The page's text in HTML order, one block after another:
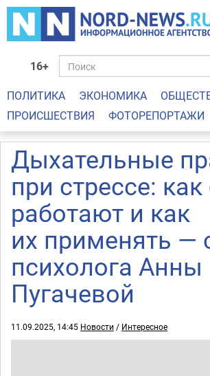
16+
ПОЛИТИКА ЭКОНОМИКА
ПРОИСШЕСТВИЯ
ФОТОРЕПОРТАЖИ
Дыхательные
при стрессе:
работают и как
их применять —
психолога Анны
Пугачевой
11.09.2025, 14:45 Новости / Интересное